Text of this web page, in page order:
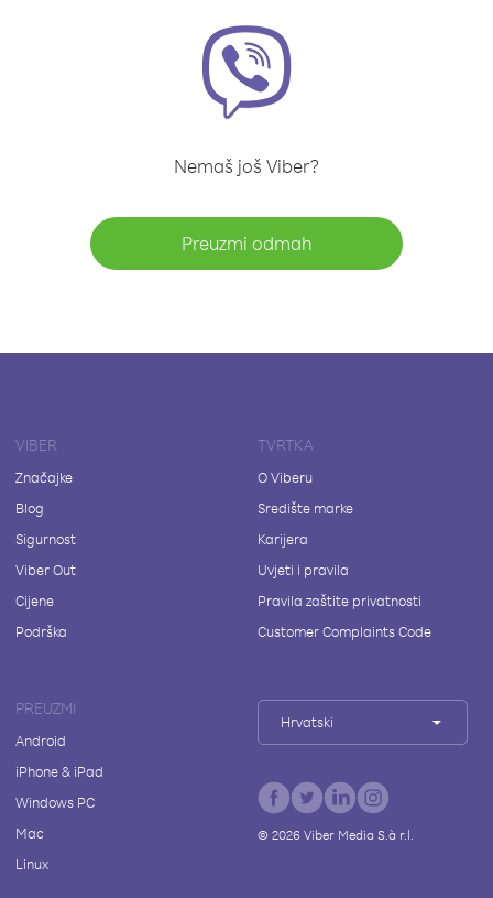
Nemaš još Viber?
Preuzmi odmah
VIBER
Značajke
Blog
Sigurnost
Viber Out
Cijene
Podrška
TVRTKA
O Viberu
Središte marke
Karijera
Uvjeti i pravila
Pravila zaštite privatnosti
Customer Complaints Code
PREUZMI
Android
iPhone & iPad
Windows PC
Mac
Linux
Hrvatski
© 2026Viber Media S.à r.l.